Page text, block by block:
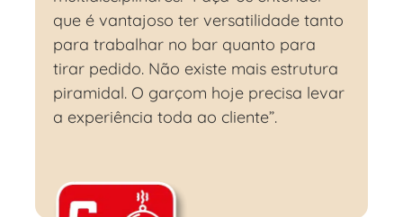
que é vantajoso ter versatilidade tanto
para trabalhar no bar quanto para
tirar pedido. Não existe mais estrutura
piramidal. O garçom hoje precisa levar
a experiência toda ao cliente”.